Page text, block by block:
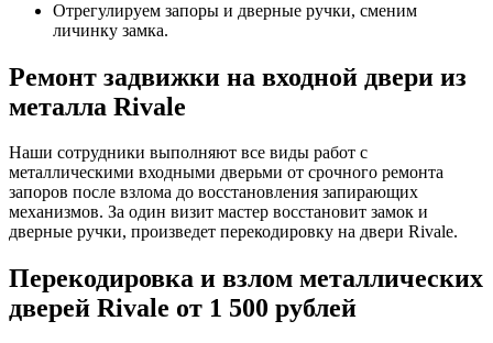
Отрегулируем запоры и дверные ручки, сменим
личинку замка.
Ремонт задвижки на входной двери из
металла Rivale
Наши сотрудники выполняют все виды работ с
металлическими входными дверьми от срочного ремонта
запоров после взлома до восстановления запирающих
механизмов. За один визит мастер восстановит замок и
дверные ручки, произведет перекодировку на двери Rivale.
Перекодировка и взлом металлических
дверей Rivale от 1 500 рублей